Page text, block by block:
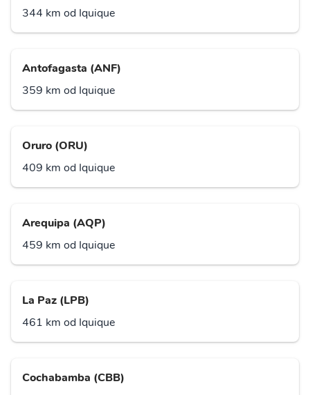
344 km od Iquique
Antofagasta (ANF)
359 km od Iquique
Oruro (ORU)
409 km od Iquique
Arequipa (AQP)
459 km od Iquique
La Paz (LPB)
461 km od Iquique
Cochabamba (CBB)